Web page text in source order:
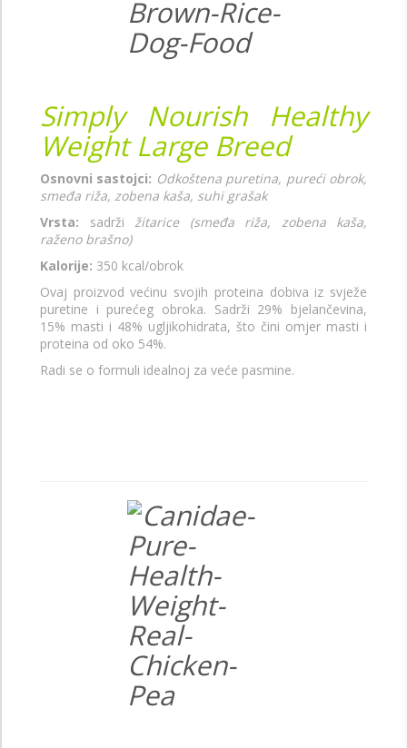
Simply Nourish Healthy
Weight Large Breed
Osnovni sastojci: Odkoštena puretina, pureći obrok,
smeđa riža, zobena kaša, suhi grašak
Vrsta: sadrži žitarice (smeđa riža, zobena kaša,
raženo brašno)
Kalorije: 350 kcal/obrok
Ovaj proizvod većinu svojih proteina dobiva iz svježe
puretine i purećeg obroka. Sadrži 29% bjelančevina,
15% masti i 48% ugljikohidrata, što čini omjer masti i
proteina od oko 54%.
Radi se o formuli idealnoj za veće pasmine.